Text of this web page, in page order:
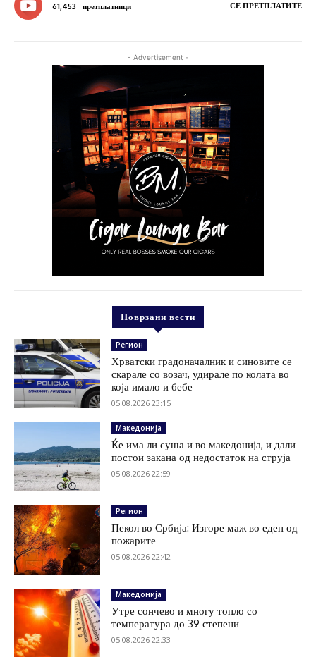
61,453 претплатници СЕ ПРЕТПЛАТИТЕ
- Advertisement -
Поврзани вести
Регион
Хрватски градоначалник и синовите се
скарале со возач, удирале по колата во
која имало и бебе
05.08.2026 23:15
Македонија
Ќе има ли суша и во македонија, и дали
постои закана од недостаток на струја
05.08.2026 22:59
Регион
Пекол во Србија: Изгоре маж во еден од
пожарите
05.08.2026 22:42
Македонија
Утре сончево и многу топло со
температура до 39 степени
05.08.2026 22:33